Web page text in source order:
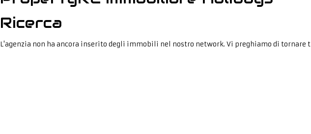
Ricerca
L'agenzia non ha ancora inserito degli immobili nel nostro network. Vi preghiamo di tornare